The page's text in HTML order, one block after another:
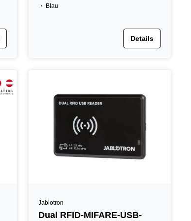
Blau
Details
Jablotron
Dual RFID-MIFARE-USB-